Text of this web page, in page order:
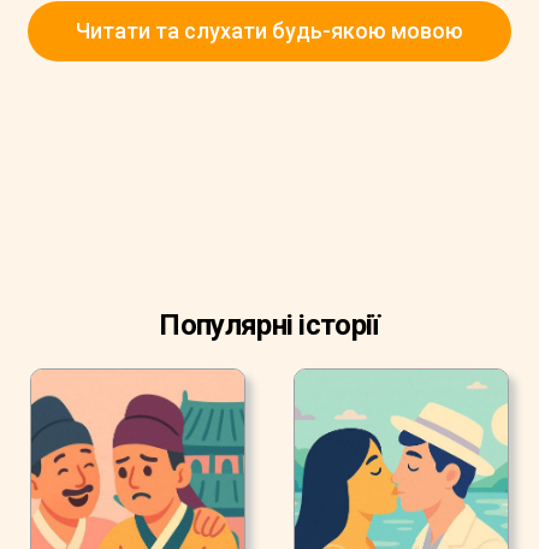
Читати та слухати будь-якою мовою
Популярні історії